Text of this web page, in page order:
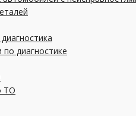
по диагностике
ТО